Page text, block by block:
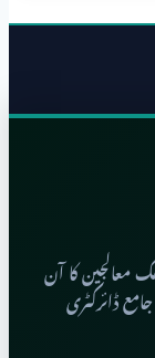
معالجین کا آن
ڈائرکٹری